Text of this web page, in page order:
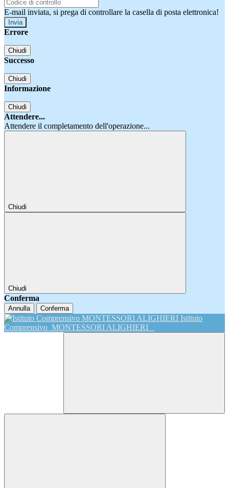
E-mail inviata, si prega di controllare la casella di posta elettronica!
Errore
Chiudi
Successo
Chiudi
Informazione
Chiudi
Attendere...
Attendere il completamento dell'operazione...
Chiudi
Chiudi
Conferma
Annulla Conferma
Istituto
Comprensivo MONTESSORI ALIGHIERI